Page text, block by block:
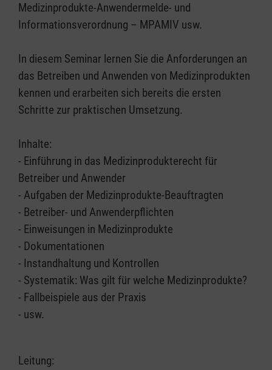
Medizinprodukte-Anwendermelde- und
Informationsverordnung – MPAMIV usw.
In diesem Seminar lernen Sie die Anforderungen an
das Betreiben und Anwenden von Medizinprodukten
kennen und erarbeiten sich bereits die ersten
Schritte zur praktischen Umsetzung.
Inhalte:
- Einführung in das Medizinprodukterecht für
Betreiber und Anwender
- Aufgaben der Medizinprodukte-Beauftragten
- Betreiber- und Anwenderpflichten
- Einweisungen in Medizinprodukte
- Dokumentationen
- Instandhaltung und Kontrollen
- Systematik: Was gilt für welche Medizinprodukte?
- Fallbeispiele aus der Praxis
- usw.
Leitung: